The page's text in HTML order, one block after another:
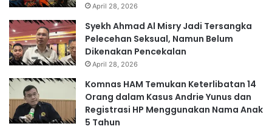
April 28, 2026
Syekh Ahmad Al Misry Jadi Tersangka
Pelecehan Seksual, Namun Belum
Dikenakan Pencekalan
April 28, 2026
Komnas HAM Temukan Keterlibatan 14
Orang dalam Kasus Andrie Yunus dan
Registrasi HP Menggunakan Nama Anak
5 Tahun